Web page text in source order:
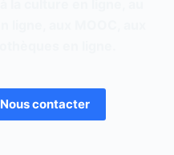
Nous contacter